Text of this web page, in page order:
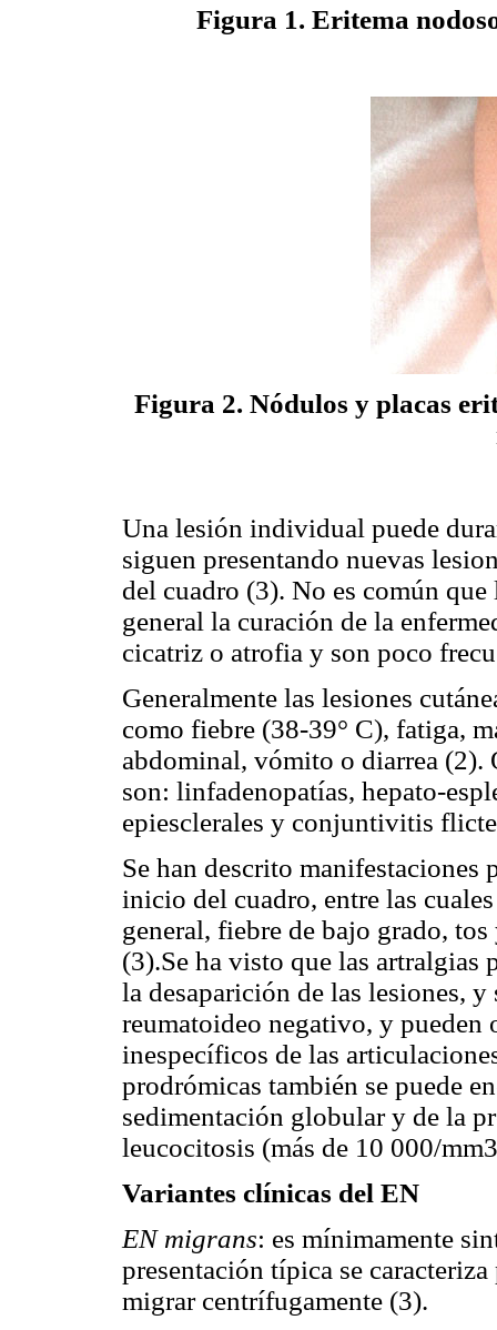
Figura 1. Eritema
Figura 2. Nódulos y placas
Una lesión individual puede
siguen presentando nuevas
del cuadro (3). No es común
general la curación de la
cicatriz o atrofia y son poco
Generalmente las lesiones
como fiebre (38-39° C), fatiga,
abdominal, vómito o diarrea (2).
son: linfadenopatías, hepato-
epiesclerales y conjuntivitis
Se han descrito manifestaciones
inicio del cuadro, entre las
general, fiebre de bajo grado,
(3).Se ha visto que las artralgias
la desaparición de las lesiones,
reumatoideo negativo, y pueden
inespecíficos de las
prodrómicas también se puede
sedimentación globular y de la
leucocitosis (más de 10 000/
Variantes clínicas del EN
EN migrans: es mínimamente
presentación típica se
migrar centrífugamente (3).